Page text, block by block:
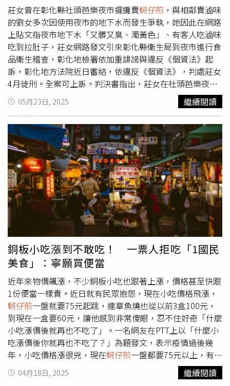
莊女曾在彰化縣社頭芭樂夜市擺攤賣蚵仔煎 ，與相鄰賣滷味
的劉女多次因使用夜市的地下水而發生爭執，她因此在網路
上貼文指夜市地下水「又髒又臭、濁黃色」、有客人吃滷味
吃到拉肚子，莊女網路發文引來彰化縣衛生局到夜市進行食
品衛生稽查，彰化地檢署依加重誹謗與違反《個資法》起
訴，彰化地方法院近日審結，依違反《個資法》，判處莊女
4月徒刑。全案可上訴。判決書指出，莊女在社頭芭樂夜市
擺攤賣蚵仔煎，與劉女經營的滷味攤相鄰，雙方共用夜市地
下水水龍頭，曾多次因使用地下水而發生爭執，兩人在
樂夜市，同年7月1日起，即在多個網站發文指芭樂夜市地下
水「又髒又臭、濁黃」、有客人反映食用劉女出售的滷味而
拉肚子。因該地除了晚間作為夜市使用外，白天是芭樂的交
易市場，農民也使用地下水清洗芭樂，農民都認為社頭的地
下水水質很好，莊女的貼文影響早上芭樂交易與晚上的夜市
經營，為此彰化縣衛生局曾至夜市進行食品衛生稽查，稽查
結果為「合格」，現場並沒有發現有人違規使用地下水，也
未發現地下水水質不佳情形。芭樂夜市管理人作證指出，為
了夜市的聲譽及維護食品安全衛生，曾特別告知所有攤商，
地下水只供初步清潔，把油先行去除，攤商必須使用自來水
煮食、清洗器具，且經營8年沒有看到地下水有惡臭、黑水
（髒汙）、混濁、黃色的情形，外觀看起來跟一般自來水無
異，也沒有聽過客人反映吃過劉女出售的滷味，而有拉肚子
等食安問題。莊女辯稱陳述的都是事實，且與公益有關，但
法官不採信，認為其言論完全是針對劉女的惡意攻擊，欠缺
客觀真實性，對於公益論辯貢獻度不高，且莊女在多個社群
貼文，網路無遠弗屆的傳播力，對言論受眾者的影響力極
大，且難以判斷真實性，對於劉女的名譽（商譽）影響甚
大，依違反《個資法》等罪，判處莊女4月徒刑，其女兒協
助打字，處有期徒刑2月，緩刑2年。
05月23日, 2025 繼續閱讀
銅板小吃漲到不敢吃！ 一票人拒吃「1國民
美食」：寧願買便當
近年來物價飆漲，不少銅板小吃也跟著上漲，價格甚至快跟
1份便當一樣貴。近日就有民眾抱怨，現在小吃價格飛漲，
蚵仔煎一盤就要75元起跳，連章魚燒也從以前3盒100元，
到現在一盒要60元，讓他感到非常傻眼，忍不住好奇「什麼
小吃漲價後就再也不吃了」。一名網友在PTT上以「什麼小
吃漲價後你就再也不吃了？」為題發文，表示疫情過後幾
年，小吃價格漲很兇，現在蚵仔煎一盤都要75元以上，有的
甚至賣到8、90元，幾乎可以買一個便當了。原PO還提到，
讓他覺得最誇張的就是章魚燒，「記得上次吃3盒100元，
04月18日, 2025 繼續閱讀